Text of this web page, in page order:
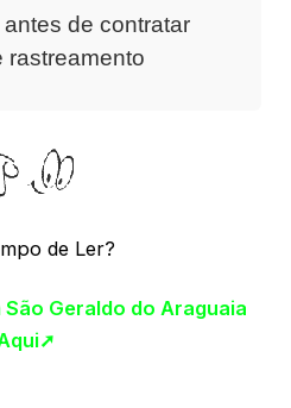
de contratar
rastreamento
de Ler?
Geraldo do Araguaia